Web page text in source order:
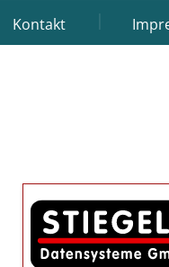
Kontakt